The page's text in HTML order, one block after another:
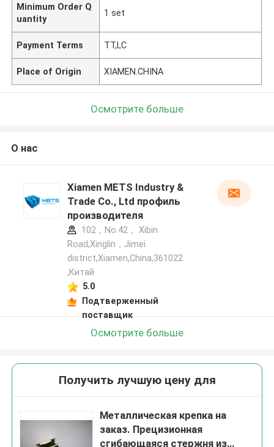
Minimum Order Q
uantity
1 set
Payment Terms TT,LC
Place of Origin XIAMEN.CHINA
Осмотрите больше
О нас
Xiamen METS Industry &
Trade Co., Ltd профиль
производителя
102，No.42， Xibin
Road,Xinglin，Jimei
district,Xiamen,China,361022
,Китай
5.0
Подтверженный
поставщик
Осмотрите больше
Получить лучшую цену для
Металлическая крепка на
заказ. Прецизионная
сгибающаяся стержня из